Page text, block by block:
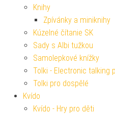
Knihy
Zpívánky a miniknihy
Kúzelné čítanie SK
Sady s Albi tužkou
Samolepkové knížky
Tolki - Electronic talking
Tolki pro dospělé
Kvído
Kvído - Hry pro děti